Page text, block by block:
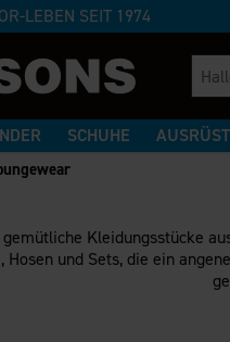
LEBEN SEIT 1974
SCHUHE
Kleidungsstücke
Hosen und Sets, die ein